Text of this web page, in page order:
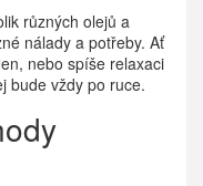
různých olejů a
nálady a potřeby. Ať
nebo spíše relaxaci
bude vždy po ruce.